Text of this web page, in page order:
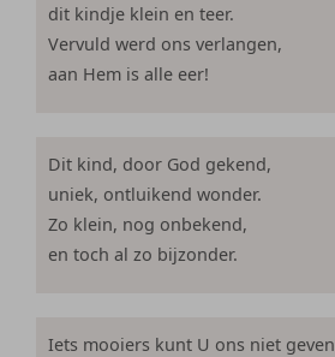
dit kindje klein en teer.
Vervuld werd ons verlangen,
aan Hem is alle eer!
Dit kind, door God gekend,
uniek, ontluikend wonder.
Zo klein, nog onbekend,
en toch al zo bijzonder.
Iets mooiers kunt U ons niet geven